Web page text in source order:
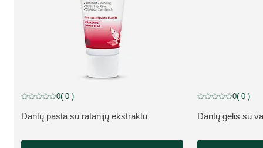
APIE PRODUKTĄ:
Dantų pasta su ratanijų ekstraktu
Dabartinis įvertinimas: 0 iš 5 žvaigždučių įvertino 0 klientų
0( 0 )
APIE
Dantų gelis su
Dabartinis0( 0 )